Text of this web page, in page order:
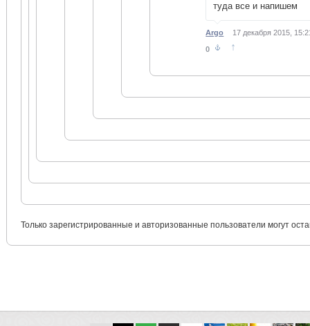
туда все и напишем
Argo
17 декабря 2015,
0
↑
Только зарегистрированные и авторизованные пользователи могут